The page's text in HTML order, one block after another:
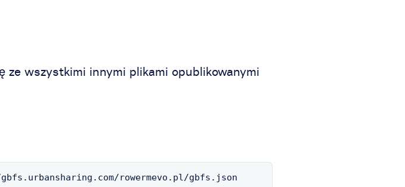
ze wszystkimi innymi plikami opublikowanymi
rowermevo.pl/gbfs.json